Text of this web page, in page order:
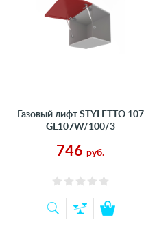
Газовый лифт STYLETTO 107
GL107W/100/3
746 руб.